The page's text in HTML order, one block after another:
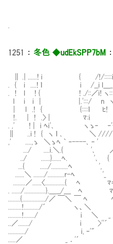
1251 ： 冬色 ◆udEkSPP7bM ：
∥ .| ......! i { /!/
. { i ....! ｌ i /__i l
. ! l ! { ! ./::／i!
l i i | |.':::/ n ヽ:i
| l .! { {::::ｌ ﾋ! !:
!. | ! .〉 | ﾏ:i ﾉ
. ,' ! | i ﾍi'､ ヽゝ‐ ‐'-
∥ ..i ! { ヽ ｌ
,' ....,ゝ ＼ゝﾍ ｀
.../ ....i.＼.{ '､
../ ......}......ﾍ
...{ ...../...........ﾍ ',
......＼ ......./...........r-ﾍ
........／......〈.............{ ﾍ ﾏ=
. ....../..............}.＿__/＿ ﾍ ﾏ-､
........{.............../／ ￣＼
.........!........../´ ヽ、＼ ﾏ_／
.........!......./ i ＼
..／......./ i >''´ ＼ }-
.........../ i,
.....／ _ ．'´ ヽ